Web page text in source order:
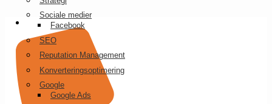
Sociale medier
Facebook
SEO
Reputation Management
Konverteringsoptimering
Google
Google Ads